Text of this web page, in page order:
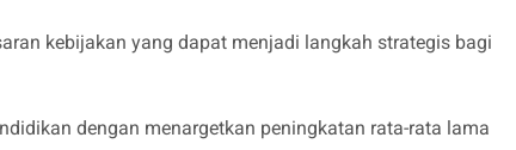
kebijakan yang dapat menjadi langkah strategis bagi
dengan menargetkan peningkatan rata-rata lama